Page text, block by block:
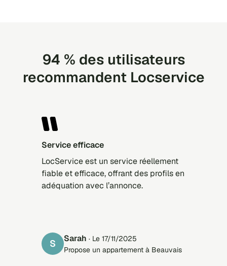
94 % des utilisateurs
recommandent Locservice
Service efficace
LocService est un service réellement
fiable et efficace, offrant des profils en
adéquation avec l’annonce.
S Sarah · Le 17/11/2025
Propose un appartement à Beauvais